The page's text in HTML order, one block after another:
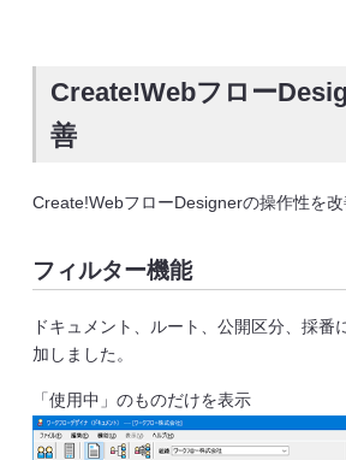
Create!Webフロー
善
Create!WebフローDesignerの操作性を改
フィルター機能
ドキュメント、ルート、公開区分、採番
加しました。
「使用中」のものだけを表示